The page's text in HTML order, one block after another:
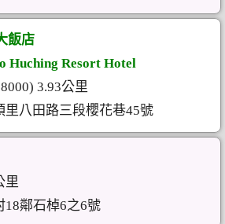
飯店
Huching Resort Hotel
3.93公里
里八田路三段櫻花巷45號
里
18鄰石棹6之6號